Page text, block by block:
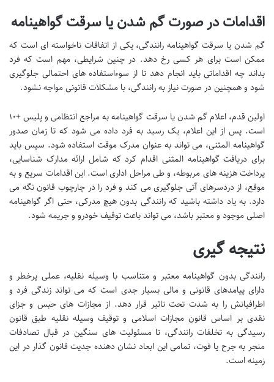
اقدامات در صورت گم شدن یا سرقت گواهینامه
گم شدن یا سرقت گواهینامه رانندگی، یکی از اتفاقات ناخواسته ای است که
ممکن است برای هر کسی رخ دهد. در چنین شرایطی، مهم است که فرد
بداند چه اقداماتی باید انجام دهد تا از سوءاستفاده های احتمالی جلوگیری
شود و همچنین در صورت نیاز به رانندگی، با مشکلات قانونی مواجه نشود.
اولین قدم، اعلام گم شدن یا سرقت گواهینامه به مراجع انتظامی و پلیس +۱۰
است. پس از این اعلام، یک رسید به فرد داده می شود که تا زمان صدور
گواهینامه المثنی، می تواند به عنوان مدرک موقت استفاده شود. سپس باید
برای دریافت گواهینامه المثنی اقدام کرد که شامل ارائه مدارک شناسایی،
پرداخت هزینه های مربوطه، و طی مراحل اداری است. این اقدامات سریع و به
موقع، از دردسرهای آتی جلوگیری می کند و فرد را در چارچوب قانون نگه می
دارد. به یاد داشته باشید که رانندگی بدون هیچ مدرکی، حتی اگر گواهینامه
اصلی موجود و معتبر باشد، می تواند باعث توقیف خودرو و جریمه شود.
نتیجه گیری
رانندگی بدون گواهینامه معتبر و متناسب با وسیله نقلیه، عملی پرخطر و
دارای پیامدهای قانونی و مالی بسیار جدی است که می تواند زندگی فرد و
اطرافیانش را به شدت تحت تاثیر قرار دهد. از مجازات های حبس و جزای
نقدی بر اساس قانون مجازات اسلامی و توقیف وسیله نقلیه طبق قانون
رسیدگی به تخلفات رانندگی، تا مسئولیت های سنگین در قبال تصادفات
منجر به جرح یا فوت، تمامی این ابعاد نشان دهنده جدیت قانون گذار در این
زمینه است.